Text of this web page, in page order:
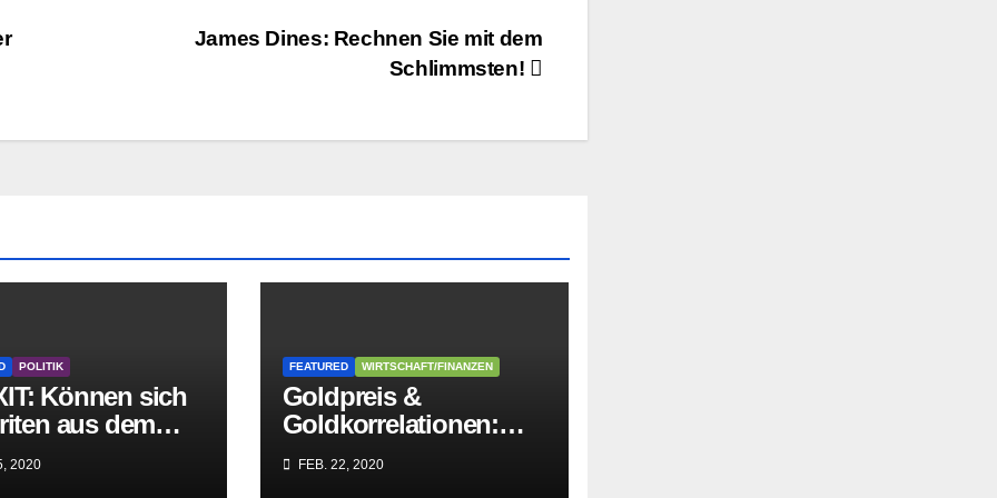
James Dines: Rechnen Sie mit dem
Schlimmsten!
POLITIK
Können sich
aus dem
der
EU-Mafia
2020
FEATURED WIRTSCHAFT/FINANZEN
Goldpreis &
Goldkorrelationen:
Warum man die
Goldpreisanalyse
FEB. 22, 2020